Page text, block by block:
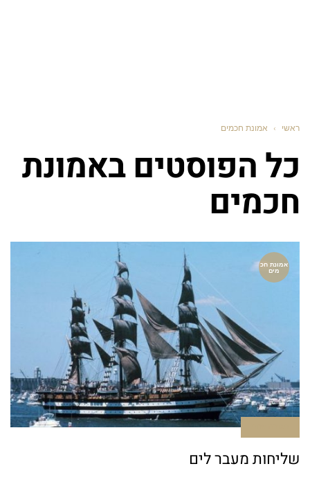
ראשי › אמונת חכמים
כל הפוסטים באמונת
חכמים
אמונת חכ
מים
שליחות מעבר לים